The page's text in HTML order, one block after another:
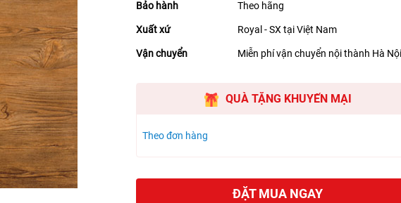
Bảo hành Theo hãng
Xuất xứ Royal - SX tại Việt Nam
Vận chuyển Miễn phí vận chuyển nội thành Hà Nội
QUÀ TẶNG KHUYẾN MẠI
Theo đơn hàng
ĐẶT MUA NGAY